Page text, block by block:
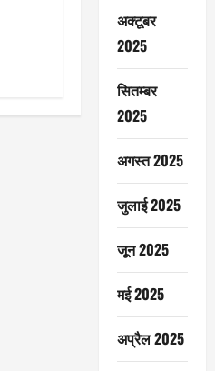
अक्टूबर
2025
सितम्बर
2025
अगस्त 2025
जुलाई 2025
जून 2025
मई 2025
अप्रैल 2025